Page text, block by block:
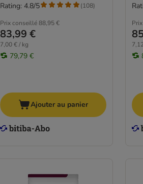
Prix conseillé 88,95 €
83,99 €
7,00 € / kg
79,79 €
Rating: 4.8/5 (108)
Ajouter au panier